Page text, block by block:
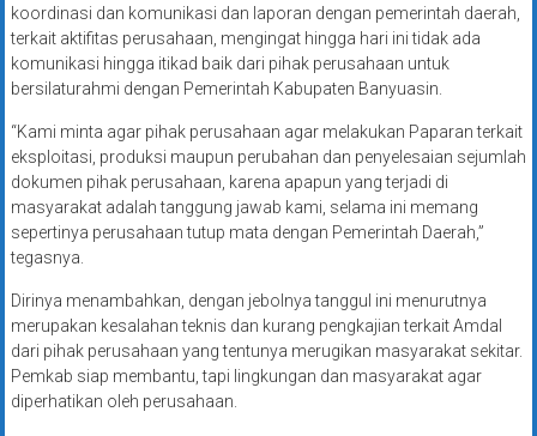
koordinasi dan komunikasi dan laporan dengan pemerintah daerah,
terkait aktifitas perusahaan, mengingat hingga hari ini tidak ada
komunikasi hingga itikad baik dari pihak perusahaan untuk
bersilaturahmi dengan Pemerintah Kabupaten Banyuasin.
“Kami minta agar pihak perusahaan agar melakukan Paparan terkait
eksploitasi, produksi maupun perubahan dan penyelesaian sejumlah
dokumen pihak perusahaan, karena apapun yang terjadi di
masyarakat adalah tanggung jawab kami, selama ini memang
sepertinya perusahaan tutup mata dengan Pemerintah Daerah,”
tegasnya.
Dirinya menambahkan, dengan jebolnya tanggul ini menurutnya
merupakan kesalahan teknis dan kurang pengkajian terkait Amdal
dari pihak perusahaan yang tentunya merugikan masyarakat sekitar.
Pemkab siap membantu, tapi lingkungan dan masyarakat agar
diperhatikan oleh perusahaan.